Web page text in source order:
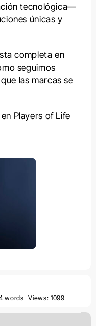
tecnológica—
únicas y
completa en
seguimos
las marcas se
Players of Life
words Views: 1099